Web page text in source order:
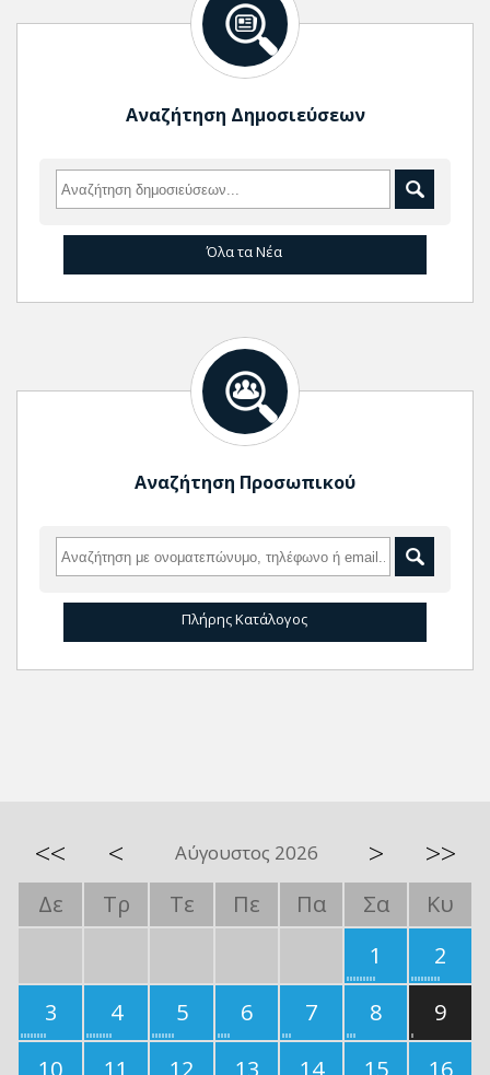
Αναζήτηση Δημοσιεύσεων
Όλα τα Νέα
Αναζήτηση Προσωπικού
Πλήρης Κατάλογος
<< < Αύγουστος 2026 > >>
Δε Τρ Τε Πε Πα Σα
Κυ
1
2
3
4 5 6 7 8
9
10
11 12 13 14 15
16